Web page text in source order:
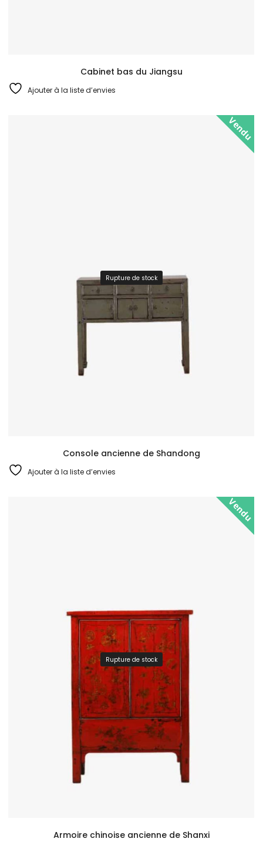
Cabinet bas du Jiangsu
Ajouter à la liste d’envies
Vendu
Rupture de stock
Console ancienne de Shandong
Ajouter à la liste d’envies
Vendu
Rupture de stock
Armoire chinoise ancienne de Shanxi